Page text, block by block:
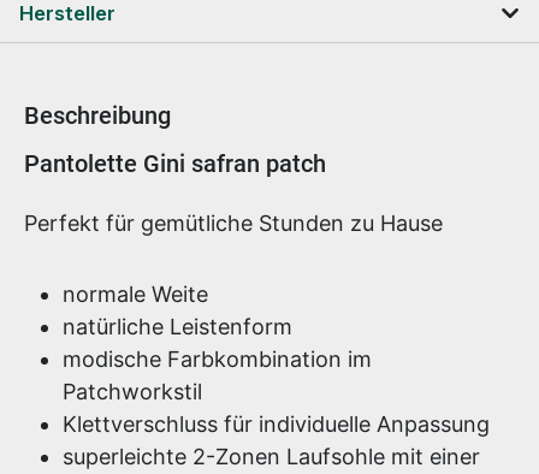
Hersteller
Beschreibung
Produktinformationen
Pantolette Gini safran patch
Perfekt für gemütliche Stunden zu Hause
normale Weite
natürliche Leistenform
modische Farbkombination im
Patchworkstil
Klettverschluss für individuelle Anpassung
superleichte 2-Zonen Laufsohle mit einer